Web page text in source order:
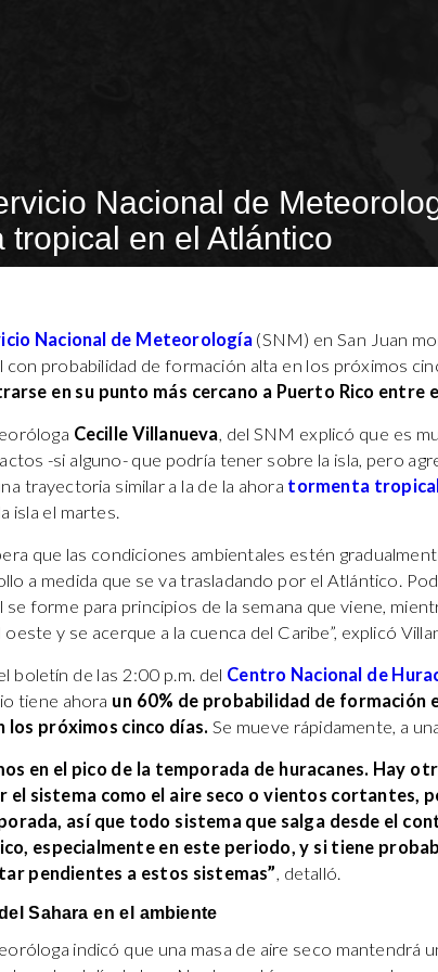
Nacional de
tropical en el Atlántico
Nacional de Meteorología(SNM) en San Juan
con probabilidad de formación alta en los próximos
en su punto más cercano a Puerto Rico entre
Cecille Villanueva, del SNM explicó que es
-si alguno- que podría tener sobre la isla, pero
trayectoria similar a la de la ahora tormenta
isla el martes.
que las condiciones ambientales estén
a medida que se va trasladando por el Atlántico.
se forme para principios de la semana que viene,
oeste y se acerque a la cuenca del Caribe”, explicó
boletín de las 2:00 p.m. del Centro Nacional de
tiene ahora un 60% de probabilidad de formación
los próximos cinco días. Se mueve rápidamente, a
en el pico de la temporada de huracanes. Hay
el sistema como el aire seco o vientos cortantes,
así que todo sistema que salga desde el
especialmente en este periodo, y si tiene
pendientes a estos sistemas”, detalló.
Sahara en el ambiente
indicó que una masa de aire seco mantendrá